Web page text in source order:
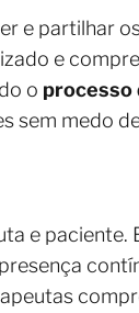
e partilhar
e
o processo
sem medo
e paciente.